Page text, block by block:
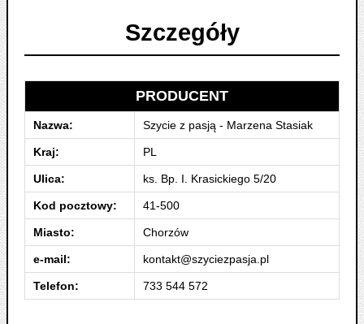
Szczegóły
PRODUCENT
Nazwa: Szycie z pasją - Marzena Stasiak
Kraj: PL
Ulica: ks. Bp. I. Krasickiego 5/20
Kod pocztowy: 41-500
Miasto: Chorzów
e-mail: kontakt@szyciezpasja.pl
Telefon: 733 544 572